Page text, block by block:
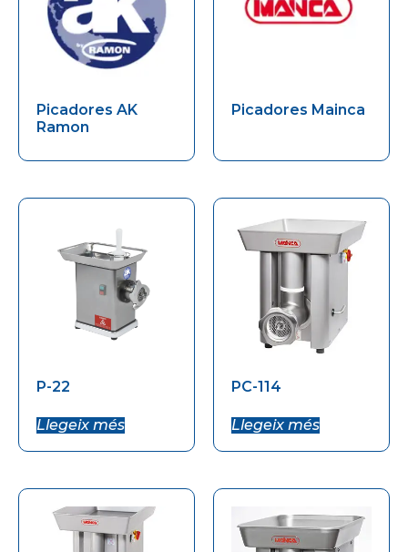
Picadores AK
Ramon
Picadores Mainca
P-22
Llegeix més
PC-114
Llegeix més